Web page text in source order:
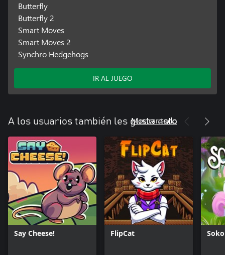
Butterfly
Butterfly 2
Smart Moves
Smart Moves 2
Synchro Hedgehogs
IR AL JUEGO
A los usuarios también les gusta esto
Mostrar todo
Say Cheese! FlipCat